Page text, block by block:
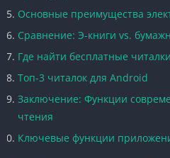
Основные преимущества
Сравнение: Э-книги vs.
Где найти бесплатные
Топ-3 читалок для Android
Заключение: Функции
чтения
Ключевые функции